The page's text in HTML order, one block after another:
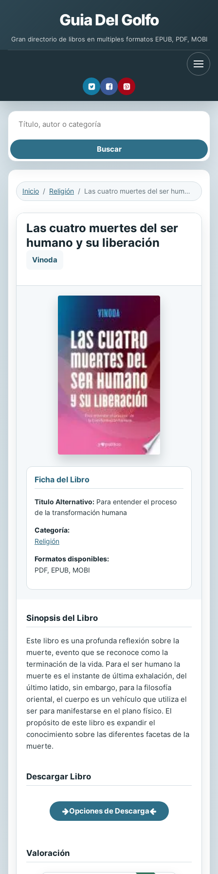
Guia Del Golfo
Gran directorio de libros en multiples formatos EPUB, PDF, MOBI
Inicio Religión Las cuatro muertes del ser humano y su liberación
Las cuatro muertes del ser
humano y su liberación
Vinoda
Ficha del Libro
Titulo Alternativo: Para entender el proceso
de la transformación humana
Categoría:
Religión
Formatos disponibles:
PDF, EPUB, MOBI
Sinopsis del Libro
Este libro es una profunda reflexión sobre la
muerte, evento que se reconoce como la
terminación de la vida. Para el ser humano la
muerte es el instante de última exhalación, del
último latido, sin embargo, para la filosofía
oriental, el cuerpo es un vehículo que utiliza el
ser para manifestarse en el plano físico. El
propósito de este libro es expandir el
conocimiento sobre las diferentes facetas de la
muerte.
Descargar Libro
Opciones de Descarga
Valoración